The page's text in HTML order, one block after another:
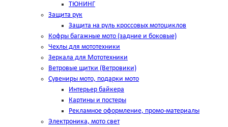
ТЮНИНГ
Защита рук
Защита на руль кроссовых мотоциклов
Кофры багажные мото (задние и боковые)
Чехлы для мототехники
Зеркала для Мототехники
Ветровые щитки (Ветровики)
Сувениры мото, подарки мото
Интерьер байкера
Картины и постеры
Рекламное оформление, промо-материалы
Электроника, мото свет